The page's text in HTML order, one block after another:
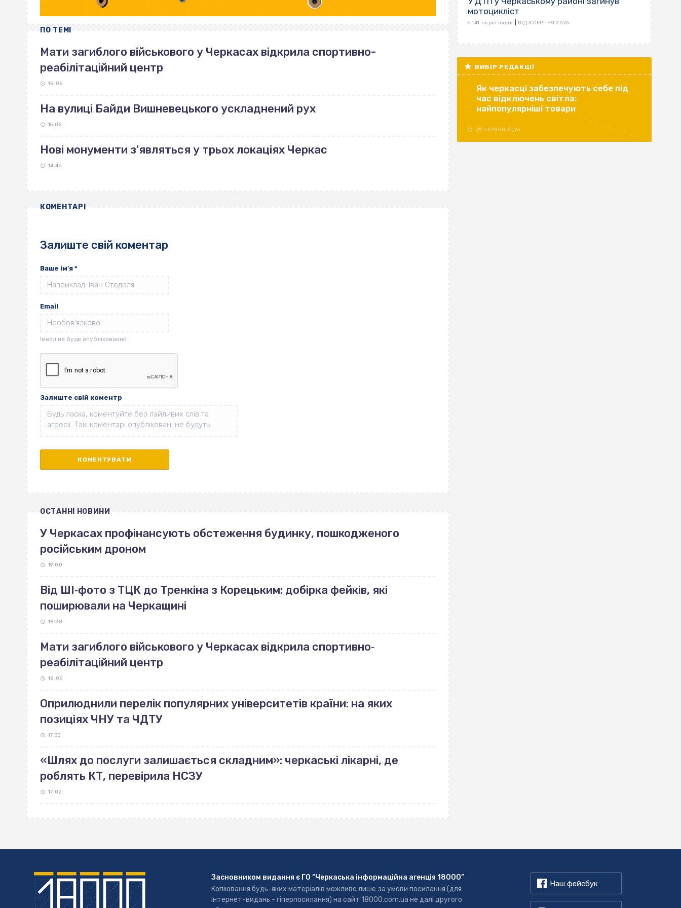
ПО ТЕМІ
Мати загиблого військового у Черкасах відкрила спортивно-
реабілітаційний центр
18:05
На вулиці Байди Вишневецького ускладнений рух
15:02
Нові монументи з'являться у трьох локаціях Черкас
14:46
КОМЕНТАРІ
Залиште свій коментар
Ваше ім'я *
Email
Залиште свій коментр
ОСТАННІ НОВИНИ
У Черкасах профінансують обстеження будинку, пошкодженого
російським дроном
19:00
Від ШІ‐фото з ТЦК до Тренкіна з Корецьким: добірка фейків, які
поширювали на Черкащині
18:38
Мати загиблого військового у Черкасах відкрила спортивно‐
реабілітаційний центр
18:05
Оприлюднили перелік популярних університетів країни: на яких
позиціях ЧНУ та ЧДТУ
17:33
«Шлях до послуги залишається складним»: черкаські лікарні, де
роблять КТ, перевірила НСЗУ
17:02
мотоцикліст
6 141 переглядів ВІД 3 СЕРПНЯ 2026
ВИБІР РЕДАКЦІЇ
Як черкасці забезпечують себе під
час відключень світла:
найпопулярніші товари
29 ЧЕРВНЯ 2026
Засновником видання є ГО “Черкаська інформаційна агенція 18000”
Копіювання будь-яких матеріалів можливе лише за умови посилання (для
інтернет-видань - гіперпосилання) на сайт 18000.com.ua не далі другого
Наш фейсбук